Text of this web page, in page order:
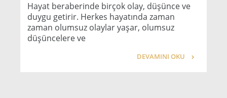
Hayat beraberinde birçok olay, düşünce ve
duygu getirir. Herkes hayatında zaman
zaman olumsuz olaylar yaşar, olumsuz
düşüncelere ve
DEVAMINI OKU